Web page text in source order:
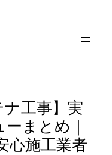
ナ工事】実
まとめ｜
心施工業者